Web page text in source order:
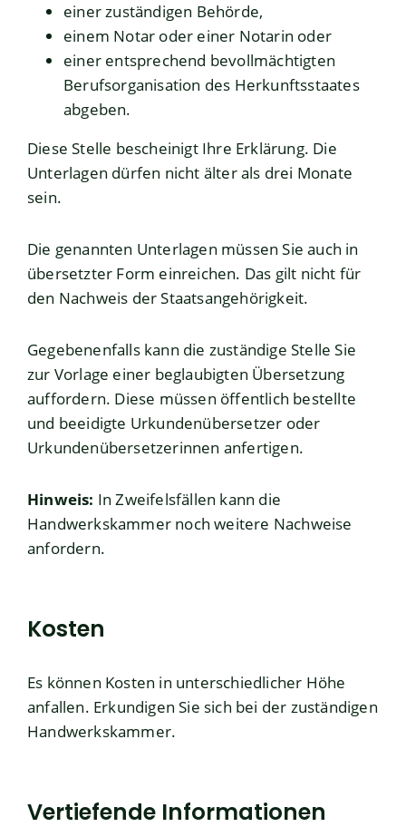
einer zuständigen Behörde,
einem Notar oder einer Notarin oder
einer entsprechend bevollmächtigten
Berufsorganisation des Herkunftsstaates
abgeben.
Diese Stelle bescheinigt Ihre Erklärung. Die
Unterlagen dürfen nicht älter als drei Monate
sein.
Die genannten Unterlagen müssen Sie auch in
übersetzter Form einreichen. Das gilt nicht für
den Nachweis der Staatsangehörigkeit.
Gegebenenfalls kann die zuständige Stelle Sie
zur Vorlage einer beglaubigten Übersetzung
auffordern. Diese müssen öffentlich bestellte
und beeidigte Urkundenübersetzer oder
Urkundenübersetzerinnen anfertigen.
Hinweis: In Zweifelsfällen kann die
Handwerkskammer noch weitere Nachweise
anfordern.
Kosten
Es können Kosten in unterschiedlicher Höhe
anfallen. Erkundigen Sie sich bei der zuständigen
Handwerkskammer.
Vertiefende Informationen